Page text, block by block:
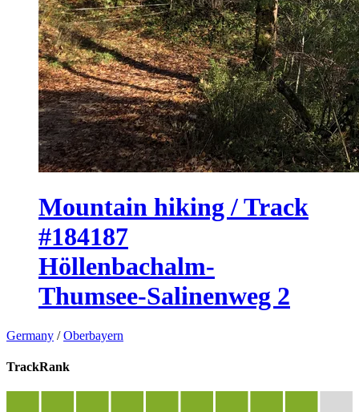
Mountain hiking / Track
#184187
Höllenbachalm-
Thumsee-Salinenweg 2
Germany /Oberbayern
TrackRank